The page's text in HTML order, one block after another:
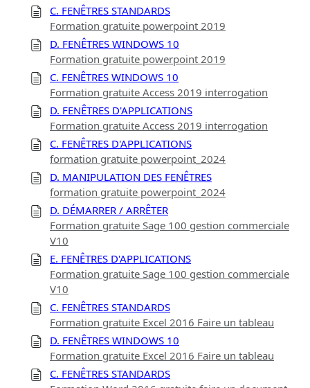
C. FENÊTRES STANDARDS
Formation gratuite powerpoint 2019
D. FENÊTRES WINDOWS 10
Formation gratuite powerpoint 2019
C. FENÊTRES WINDOWS 10
Formation gratuite Access 2019 interrogation
D. FENÊTRES D'APPLICATIONS
Formation gratuite Access 2019 interrogation
C. FENÊTRES D'APPLICATIONS
formation gratuite powerpoint_2024
D. MANIPULATION DES FENÊTRES
formation gratuite powerpoint_2024
D. DÉMARRER / ARRÊTER
Formation gratuite Sage 100 gestion commerciale
V10
E. FENÊTRES D'APPLICATIONS
Formation gratuite Sage 100 gestion commerciale
V10
C. FENÊTRES STANDARDS
Formation gratuite Excel 2016 Faire un tableau
D. FENÊTRES WINDOWS 10
Formation gratuite Excel 2016 Faire un tableau
C. FENÊTRES STANDARDS